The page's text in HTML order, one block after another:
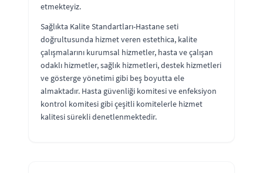
etmekteyiz.
Sağlıkta Kalite Standartları-Hastane seti
doğrultusunda hizmet veren estethica, kalite
çalışmalarını kurumsal hizmetler, hasta ve çalışan
odaklı hizmetler, sağlık hizmetleri, destek hizmetleri
ve gösterge yönetimi gibi beş boyutta ele
almaktadır. Hasta güvenliği komitesi ve enfeksiyon
kontrol komitesi gibi çeşitli komitelerle hizmet
kalitesi sürekli denetlenmektedir.